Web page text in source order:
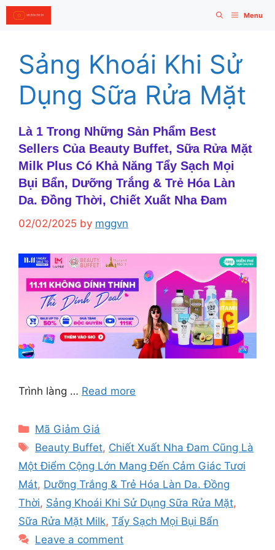
Skip
to
Menu
Sảng Khoái Khi Sử
Dụng Sữa Rửa Mặt
Là 1 Trong Những Sản Phẩm Best
Sellers Của Beauty Buffet, Sữa Rửa Mặt
Milk Plus Có Khả Năng Tẩy Sạch Mọi
Bụi Bẩn, Dưỡng Trắng & Trẻ Hóa Làn
Da. Đồng Thời, Chiết Xuất Nha Đam
02/02/2025 by mggvn
Trình làng … Read more
Categories
Mã Giảm Giá
Tags
Beauty Buffet, Chiết Xuất Nha Đam Cũng Là
Một Điểm Cộng Lớn Mang Đến Cảm Giác Tươi
Mát, Dưỡng Trắng & Trẻ Hóa Làn Da. Đồng
Thời, Sảng Khoái Khi Sử Dụng Sữa Rửa Mặt,
Sữa Rửa Mặt Milk, Tẩy Sạch Mọi Bụi Bẩn
Leave a comment